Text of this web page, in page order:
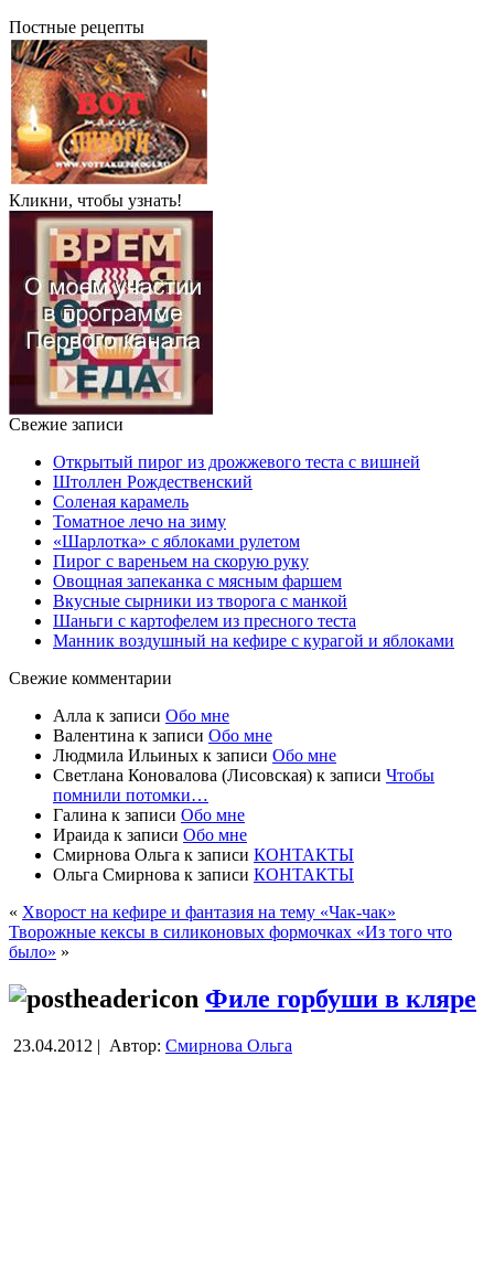
Постные рецепты
Кликни, чтобы узнать!
Свежие записи
Открытый пирог из дрожжевого теста с вишней
Штоллен Рождественский
Соленая карамель
Томатное лечо на зиму
«Шарлотка» с яблоками рулетом
Пирог с вареньем на скорую руку
Овощная запеканка с мясным фаршем
Вкусные сырники из творога с манкой
Шаньги с картофелем из пресного теста
Манник воздушный на кефире с курагой и яблоками
Свежие комментарии
Алла к записи Обо мне
Валентина к записи Обо мне
Людмила Ильиных к записи Обо мне
Светлана Коновалова (Лисовская) к записи Чтобы
помнили потомки…
Галина к записи Обо мне
Ираида к записи Обо мне
Смирнова Ольга к записи КОНТАКТЫ
Ольга Смирнова к записи КОНТАКТЫ
« Хворост на кефире и фантазия на тему «Чак-чак»
Творожные кексы в силиконовых формочках «Из того что
было» »
Филе горбуши в кляре
23.04.2012 | Автор: Смирнова Ольга